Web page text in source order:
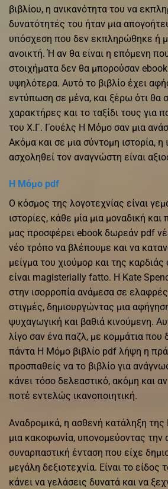
βιβλίου, η ανικανότητα του να
δυνατότητές του ήταν μια
υπόσχεση που δεν εκπληρώθηκε ή
ανοικτή. Ή αν θα είναι η επόμενη
στοιχήματα δεν θα μπορούσαν
υψηλότερα. Αυτό το βιβλίο έχει
εντύπωση σε μένα, και ξέρω ότι θα
χαρακτήρες και το ταξίδι τους για
του Χ.Γ. Γουέλς Η Μόμο σαν μια
Ακόμα και σε μια σύντομη ιστορία, η
ασχοληθεί τον αναγνώστη είναι
Η Μόμο pdf
Ο κόσμος της λογοτεχνίας είναι
ιστορίες, κάθε μία μια μοναδική
μας προσφέρει ebook δωρεάν pdf
νέο τρόπο να βλέπουμε και να
μείγμα του χιούμορ και της καρδιάς
είναι magisterially fatto. Η Kate
στην ισορροπία ανάμεσα σε
στιγμές, δημιουργώντας μια
ψυχαγωγική και βαθιά κινούμενη.
λίγο σαν ένα παζλ, με κομμάτια που
πάντα Η Μόμο βιβλίο pdf λήψη η
προσπαθείς να το βιβλίο για
κάνει τόσο δελεαστικό, ακόμη και
ποτέ εντελώς ικανοποιητική.
Αναδρομικά, η ασθενή κατάληξη
μια κακοφωνία, υπονομεύοντας την
συναρπαστική ένταση που είχε
μεγάλη δεξιοτεχνία. Είναι το είδος
κάνει να γελάσεις δυνατά και να